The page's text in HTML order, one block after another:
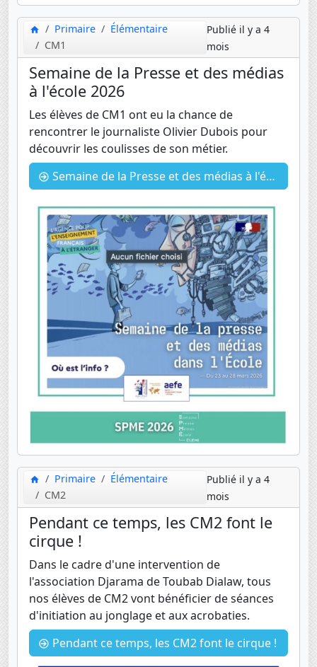
Primaire
Élémentaire
CM1
Publié il y a 4
mois
Semaine de la Presse et des médias
à l'école 2026
Les élèves de CM1 ont eu la chance de
rencontrer le journaliste Olivier Dubois pour
découvrir les coulisses de son métier.
Semaine de la Presse et des médias à l'école 2026
Primaire
Élémentaire
CM2
Publié il y a 4
mois
Pendant ce temps, les CM2 font le
cirque !
Dans le cadre d'une intervention de
l'association Djarama de Toubab Dialaw, tous
nos élèves de CM2 vont bénéficier de séances
d'initiation au jonglage et aux acrobaties.
Pendant ce temps, les CM2 font le cirque !